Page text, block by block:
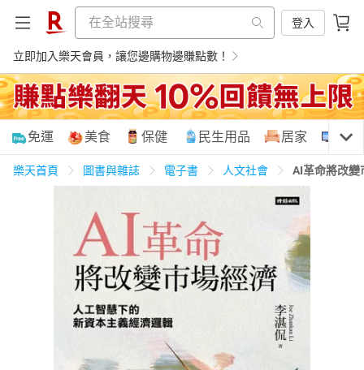
登入
立即加入樂天會員，讓您邊購物邊賺點數！
購物網分類
美食蛋糕
3C家電 運動休閒 親子玩具
化妝保養
免運 美食 保健 民生用品 居家 3C
樂天首頁 圖書與雜誌 電子書 人文社會 AI革命將改變